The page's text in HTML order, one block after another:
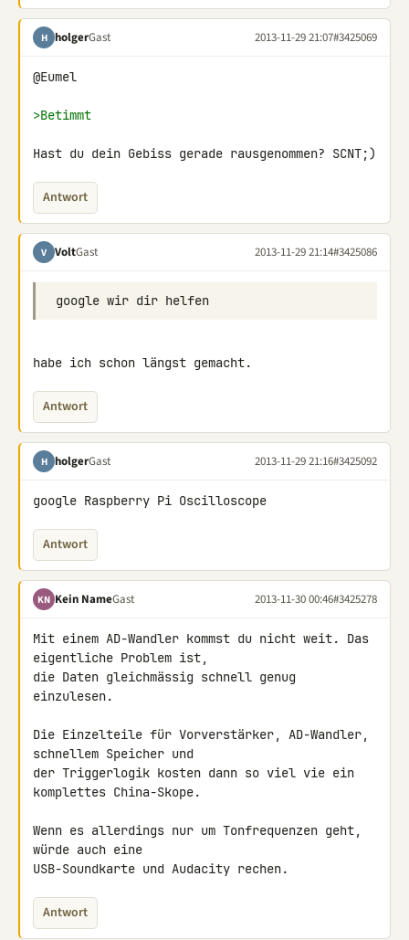
H holgerGast 2013-11-29 21:07#3425069
@Eumel
>Betimmt
Hast du dein Gebiss gerade rausgenommen? SCNT;)
Antwort
V VoltGast 2013-11-29 21:14#3425086
habe ich schon längst gemacht.
Antwort
H holgerGast 2013-11-29 21:16#3425092
google Raspberry Pi Oscilloscope
Antwort
KN Kein NameGast 2013-11-30 00:46#3425278
Mit einem AD-Wandler kommst du nicht weit. Das
eigentliche Problem ist,
die Daten gleichmässig schnell genug
einzulesen.
Die Einzelteile für Vorverstärker, AD-Wandler,
schnellem Speicher und
der Triggerlogik kosten dann so viel vie ein
komplettes China-Skope.
Wenn es allerdings nur um Tonfrequenzen geht,
würde auch eine
USB-Soundkarte und Audacity rechen.
Antwort